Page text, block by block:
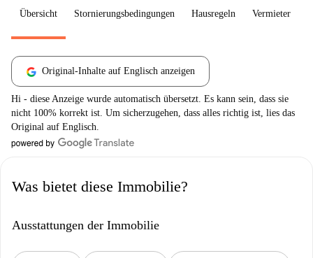
Übersicht Stornierungsbedingungen Hausregeln Vermieter
Original-Inhalte auf Englisch anzeigen
Hi - diese Anzeige wurde automatisch übersetzt. Es kann sein, dass sie
nicht 100% korrekt ist. Um sicherzugehen, dass alles richtig ist, lies das
Original auf Englisch.
Was bietet diese Immobilie?
Ausstattungen der Immobilie